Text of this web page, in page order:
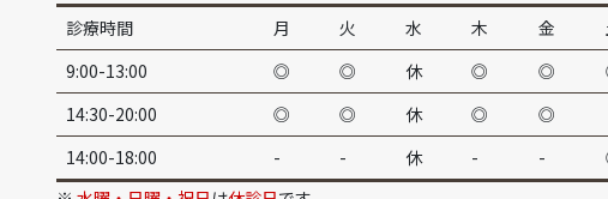
診療時間 月 火 水 木 金
9:00-13:00
◎ ◎ 休 ◎ ◎
14:30-20:00
◎ ◎ 休 ◎ ◎
14:00-18:00
- - 休 - -